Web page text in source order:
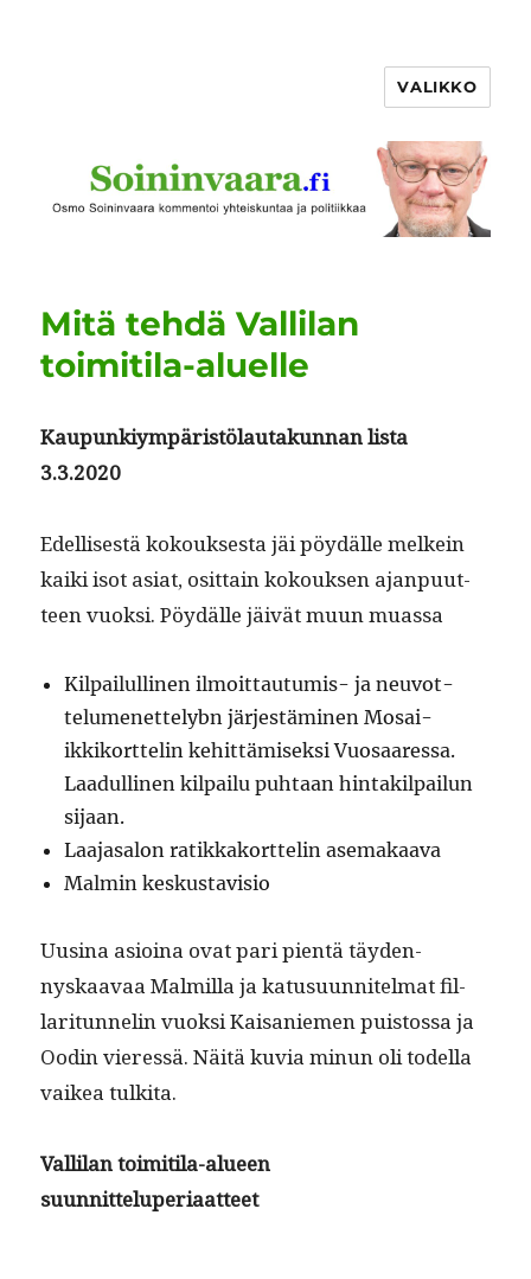
VALIKKO
Mitä tehdä Vallilan
toimitila-aluelle
Kaupunkiym­päristölau­takun­nan lista
3.3.2020
Edel­lis­es­tä kok­ouk­ses­ta jäi pöy­dälle melkein
kai­ki isot asi­at, osit­tain kok­ouk­sen ajan­pu­ut­
teen vuok­si. Pöy­dälle jäivät muun muassa
Kil­pailulli­nen ilmoit­tau­tu­mis- ja neu­vot­
telumenet­telybn jär­jestämi­nen Mosai­
ikkiko­rt­telin kehit­tämisek­si Vuosaa­res­sa.
Laadulli­nen kil­pailu puh­taan hin­tak­il­pailun
sijaan.
Laa­jasa­lon ratikkako­rt­telin asemakaava
Malmin keskus­tavi­sio
Uusi­na asioina ovat pari pien­tä täy­den­
nyskaavaa Malmil­la ja katusu­un­nitel­mat fil­
lar­itun­nelin vuok­si Kaisaniemen puis­tossa ja
Ood­in vier­essä. Näitä kuvia min­un oli todel­la
vaikea tulkita.
Vallilan toim­i­ti­la-alueen
suunnitteluperiaatteet